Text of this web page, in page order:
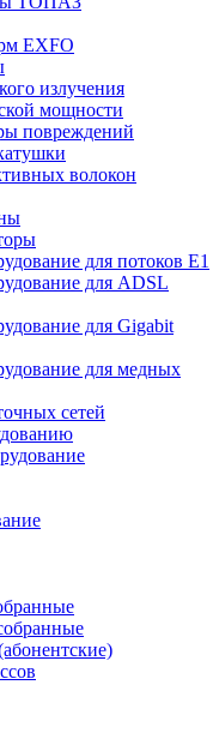
EXFO
излучения
мощности
повреждений
волокон
для потоков Е1
для ADSL
для Gigabit
для медных
сетей